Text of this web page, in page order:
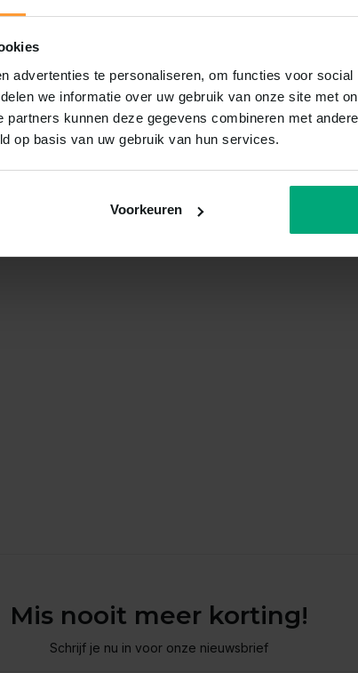
advertenties te personaliseren, om functies voor
we informatie over uw gebruik van onze site met
partners kunnen deze gegevens combineren met
op basis van uw gebruik van hun services.
Voorkeuren
Mis nooit meer korting!
Schrijf je nu in voor onze nieuwsbrief